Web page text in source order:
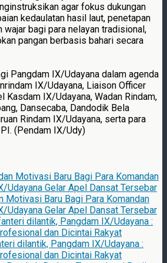
agar fokus dukungan
kedaulatan hasil laut, penetapan
wajar bagi para nelayan tradisional,
pangan berbasis bahari secara
Pangdam IX/Udayana dalam agenda
IX/Udayana, Liaison Officer
Kasdam IX/Udayana, Wadan Rindam,
Dansecaba, Dandodik Bela
Rindam IX/Udayana, serta para
(Pendam IX/Udy)
Motivasi Baru Bagi Para Komandan
Udayana Gelar Apel Dansat Tersebar
dilantik, Pangdam IX/Udayana :
dan Dicintai Rakyat